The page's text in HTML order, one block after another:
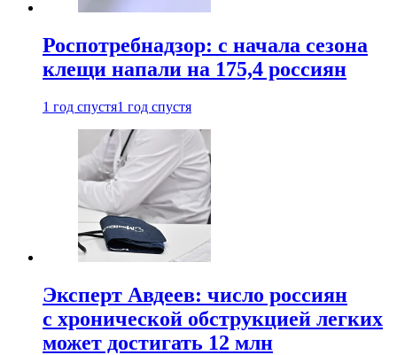
Роспотребнадзор: с начала сезона
клещи напали на 175,4 россиян
1 год спустя1 год спустя
Эксперт Авдеев: число россиян
с хронической обструкцией легких
может достигать 12 млн